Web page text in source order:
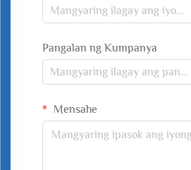
Pangalan ng Kumpanya
Mensahe